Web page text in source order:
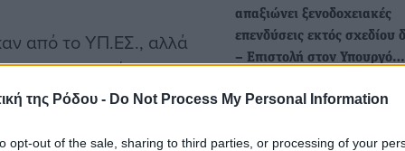
της Ρόδου - Do Not Process My Personal Information
opt-out of the sale, sharing to third parties, or processing of your
από το ΥΠ.ΕΣ., αλλά
την λειτουργία τους και
συμπεριληφθεί στο
που μας έχει δοθεί.
απαξιώνει ξενοδοχειακές
επενδύσεις εκτός σχεδίου
– Επιστολή στον Υπουργό…
και μελλοντικές